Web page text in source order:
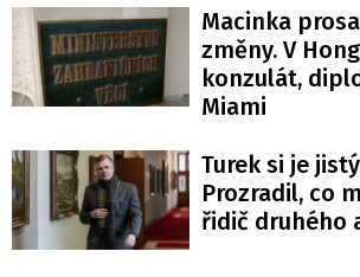
Macinka
změny. V
konzulát,
Miami
Turek si je
Prozradil, co
řidič druhého